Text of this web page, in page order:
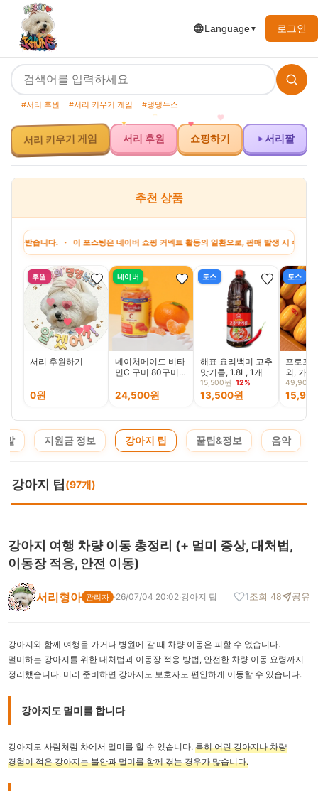
Language▼ 로그인
#서리 후원 #서리 키우기 게임 #댕댕뉴스
서리 키우기 게임 서리 후원 쇼핑하기 서리짤
추천 상품
다. · 이 포스팅은 네이버 쇼핑 커넥트 활동의 일환으로, 판매 발생 시 수수료를 제
후원
서리 후원하기
0원
네이버
네이처메이드 비타
민C 구미 80구미, 1
24,500원
토스
해표 요리백미 고추
맛기름, 1.8L, 1개
15,500원 12%
13,500원
토스
프로프
외, 가정
박스
49,900
말 지원금 정보 강아지 팁 꿀팁&정보 음악
강아지 팁(97개)
강아지 여행 차량 이동 총정리 (+ 멀미 증상, 대처법,
이동장 적응, 안전 이동)
서리형아 관리자 ·26/07/04 20:02·강아지 팁 1 조회 48 공유
강아지와 함께 여행을 가거나 병원에 갈 때 차량 이동은 피할 수 없습니다.
멀미하는 강아지를 위한 대처법과 이동장 적응 방법, 안전한 차량 이동 요령까지
정리했습니다. 미리 준비하면 강아지도 보호자도 편안하게 이동할 수 있습니다.
강아지도 멀미를 합니다
강아지도 사람처럼 차에서 멀미를 할 수 있습니다. 특히 어린 강아지나 차량
경험이 적은 강아지는 불안과 멀미를 함께 겪는 경우가 많습니다.